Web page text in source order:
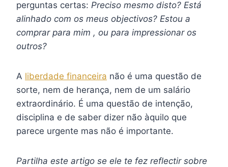
perguntas certas: Preciso mesmo disto? Está
alinhado com os meus objectivos? Estou a
comprar para mim , ou para impressionar os
outros?
A liberdade financeira não é uma questão de
sorte, nem de herança, nem de um salário
extraordinário. É uma questão de intenção,
disciplina e de saber dizer não àquilo que
parece urgente mas não é importante.
Partilha este artigo se ele te fez reflectir sobre